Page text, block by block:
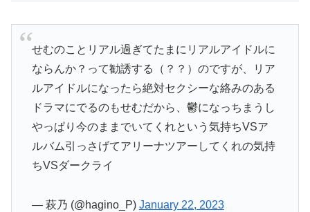
せむのことリアル過ぎてたまにリアルアイドルに
ならんか？って勧誘する（？？）のですが、リア
ルアイドルになったら絶対セクシーな絡みのある
ドラマにでるのもせむだから、鬱になっちまうし
やっぱり今のままでいてくれという気持ちVSア
ルバム引っさげてアリーナツアーしてくれの気持
ちVSダークライ
— 萩乃 (@hagino_P) January 22, 2023